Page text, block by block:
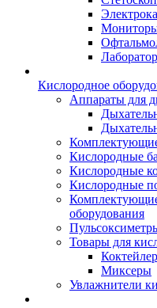
Кислородное
Аппараты для
Кислородные
Кислородные
Кислородные
оборудования
Товары для
Миксеры
Увлажнители